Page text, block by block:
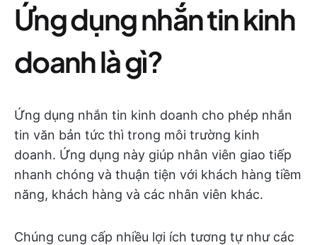
Ứng dụng nhắn tin kinh
doanh là gì?
Ứng dụng nhắn tin kinh doanh cho phép nhắn
tin văn bản tức thì trong môi trường kinh
doanh. Ứng dụng này giúp nhân viên giao tiếp
nhanh chóng và thuận tiện với khách hàng tiềm
năng, khách hàng và các nhân viên khác.
Chúng cung cấp nhiều lợi ích tương tự như các